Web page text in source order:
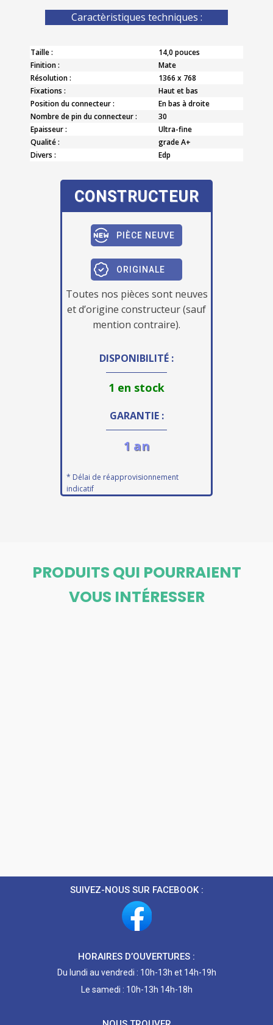
Caractèristiques techniques :
Taille :
14,0 pouces
Finition :
Mate
Résolution :
1366 x 768
Fixations :
Haut et bas
Position du connecteur :
En bas à droite
Nombre de pin du connecteur :
30
Epaisseur :
Ultra-fine
Qualité :
grade A+
Divers :
Edp
CONSTRUCTEUR
PIÈCE NEUVE
ORIGINALE
Toutes nos pièces sont neuves
et d’origine constructeur (sauf
mention contraire).
DISPONIBILITÉ :
1 en stock
GARANTIE :
1 an
* Délai de réapprovisionnement
indicatif
PRODUITS QUI POURRAIENT
VOUS INTÉRESSER
SUIVEZ-NOUS SUR FACEBOOK :
HORAIRES D’OUVERTURES :
Du lundi au vendredi : 10h-13h et 14h-19h
Le samedi : 10h-13h 14h-18h